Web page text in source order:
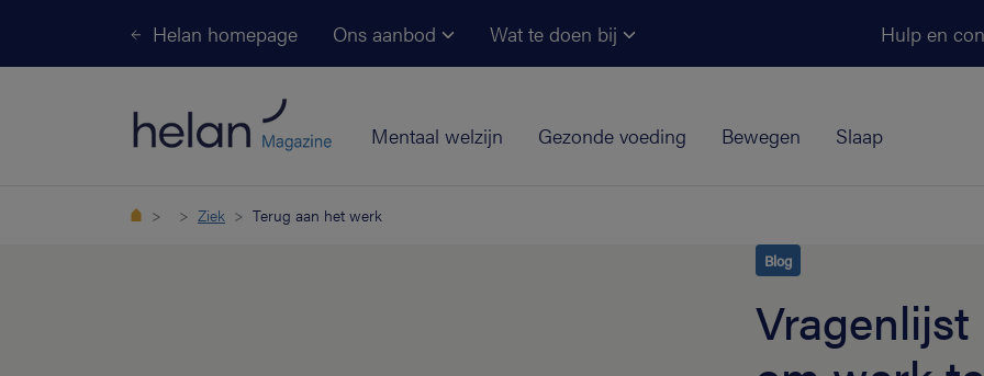
Helan homepage Ons aanbod Wat te doen bij Hulp en
Mentaal welzijn Gezonde voeding Bewegen Slaap
Ziek Terug aan het werk
Blog